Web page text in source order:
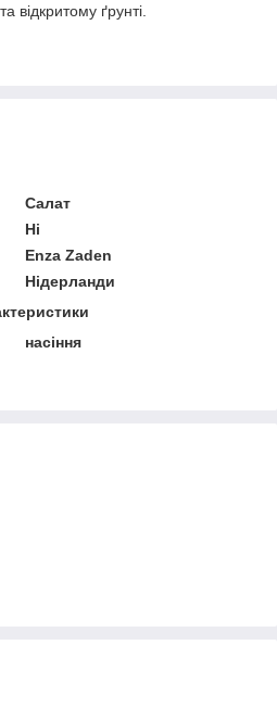
відкритому ґрунті.
Салат
Ні
Enza Zaden
Нідерланди
насіння